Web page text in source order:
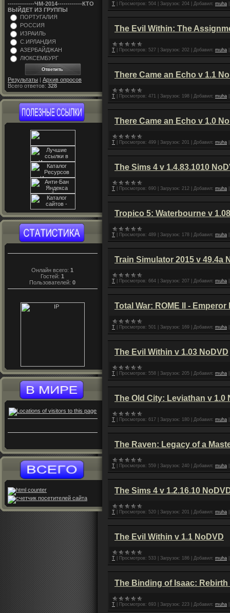
-------------ЧM-2014------------КТО
ВЫЙДЕТ ИЗ ГРУППЫ
ПОРТУГАЛИЯ
РОССИЯ
ИЗРАИЛЬ
С.ИРЛАНДИЯ
АЗЕРБАЙДЖАН
ЛЮКСЕМБУРГ
Результаты | Архив опросов
Всего ответов: 328
Онлайн всего:1
Гостей:1
Пользователей:0
T Просмотров: 504 Загрузок: 204 Добавил: muha
The Evil Within: The
T Просмотров: 527 Загрузок: 202 Добавил: muha
There Came an Echo v 1.1
T Просмотров: 471 Загрузок: 198 Добавил: muha
There Came an Echo v 1.0
T Просмотров: 499 Загрузок: 201 Добавил: muha
The Sims 4 v 1.4.83.1010
T Просмотров: 690 Загрузок: 212 Добавил: muha
Tropico 5: Waterbourne v
T Просмотров: 489 Загрузок: 178 Добавил: muha
Train Simulator 2015 v 49.4a
T Просмотров: 664 Загрузок: 207 Добавил: muha
Total War: ROME II -
T Просмотров: 501 Загрузок: 169 Добавил: muha
The Evil Within v 1.03 NoDVD
T Просмотров: 558 Загрузок: 205 Добавил: muha
The Old City: Leviathan v 1.0
T Просмотров: 617 Загрузок: 180 Добавил: muha
The Raven: Legacy of a
T Просмотров: 559 Загрузок: 240 Добавил: muha
The Sims 4 v 1.2.16.10
T Просмотров: 520 Загрузок: 201 Добавил: muha
The Evil Within v 1.1 NoDVD
T Просмотров: 533 Загрузок: 186 Добавил: muha
The Binding of Isaac: Rebirth
T Просмотров: 693 Загрузок: 223 Добавил: muha